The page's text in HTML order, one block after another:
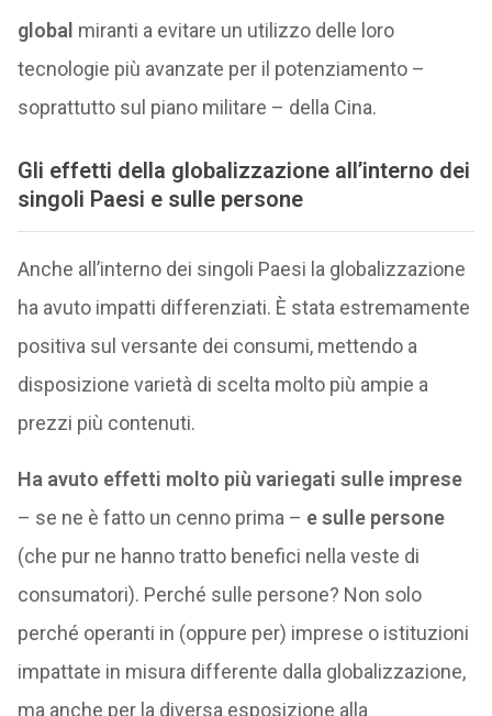
global miranti a evitare un utilizzo delle loro
tecnologie più avanzate per il potenziamento –
soprattutto sul piano militare – della Cina.
Gli effetti della globalizzazione all’interno dei
singoli Paesi e sulle persone
Anche all’interno dei singoli Paesi la globalizzazione
ha avuto impatti differenziati. È stata estremamente
positiva sul versante dei consumi, mettendo a
disposizione varietà di scelta molto più ampie a
prezzi più contenuti.
Ha avuto effetti molto più variegati sulle imprese
– se ne è fatto un cenno prima – e sulle persone
(che pur ne hanno tratto benefici nella veste di
consumatori). Perché sulle persone? Non solo
perché operanti in (oppure per) imprese o istituzioni
impattate in misura differente dalla globalizzazione,
ma anche per la diversa esposizione alla